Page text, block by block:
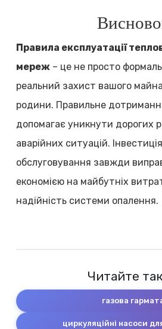
Правила експлуатації
мереж– це не просто
реальний захист вашого
родини. Правильне
допомагає уникнути дорогих
аварійних ситуацій.
обслуговування завжди
економією на майбутніх
надійність системи опалення.
Читайте
газова
циркуляційні насоси